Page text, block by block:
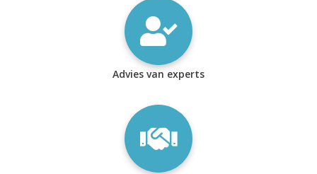
Advies van experts